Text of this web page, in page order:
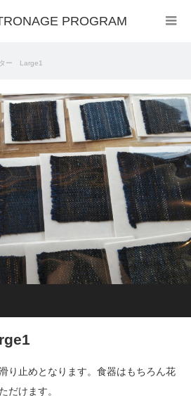
PROGRAM
ー Large1
り止めとなります。食器はもちろん花
だけます。